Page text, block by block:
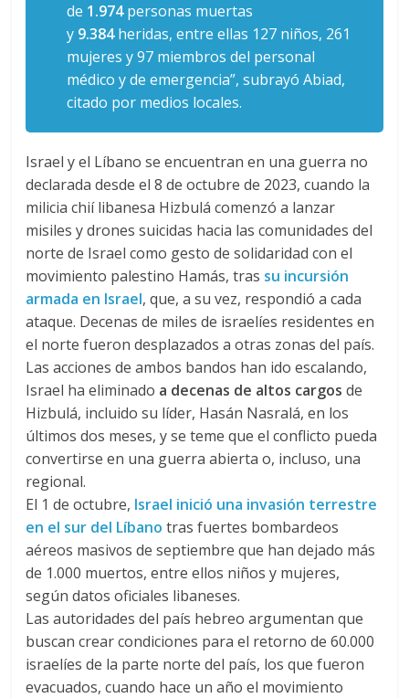
de 1.974personas muertas
y 9.384heridas, entre ellas 127 niños, 261
mujeres y 97 miembros del personal
médico y de emergencia”, subrayó Abiad,
citado por medios locales.
Israel y el Líbano se encuentran en una guerra no
declarada desde el 8 de octubre de 2023, cuando la
milicia chií libanesa Hizbulá comenzó a lanzar
misiles y drones suicidas hacia las comunidades del
norte de Israel como gesto de solidaridad con el
movimiento palestino Hamás, tras su incursión
armada en Israel, que, a su vez, respondió a cada
ataque. Decenas de miles de israelíes residentes en
el norte fueron desplazados a otras zonas del país.
Las acciones de ambos bandos han ido escalando,
Israel ha eliminado a decenas de altos cargos de
Hizbulá, incluido su líder, Hasán Nasralá, en los
últimos dos meses, y se teme que el conflicto pueda
convertirse en una guerra abierta o, incluso, una
regional.
El 1 de octubre, Israel inició una invasión terrestre
en el sur del Líbano tras fuertes bombardeos
aéreos masivos de septiembre que han dejado más
de 1.000 muertos, entre ellos niños y mujeres,
según datos oficiales libaneses.
Las autoridades del país hebreo argumentan que
buscan crear condiciones para el retorno de 60.000
israelíes de la parte norte del país, los que fueron
evacuados, cuando hace un año el movimiento